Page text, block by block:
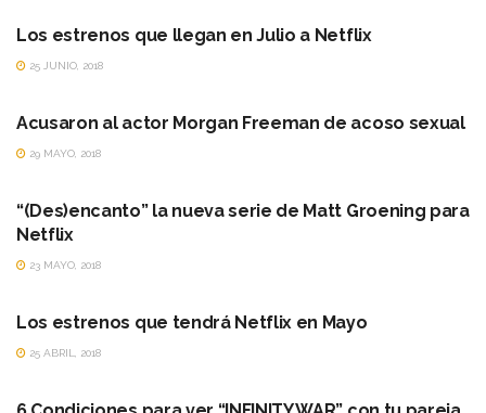
Los estrenos que llegan en Julio a Netflix
25 JUNIO, 2018
Acusaron al actor Morgan Freeman de acoso sexual
29 MAYO, 2018
“(Des)encanto” la nueva serie de Matt Groening para
Netflix
23 MAYO, 2018
Los estrenos que tendrá Netflix en Mayo
25 ABRIL, 2018